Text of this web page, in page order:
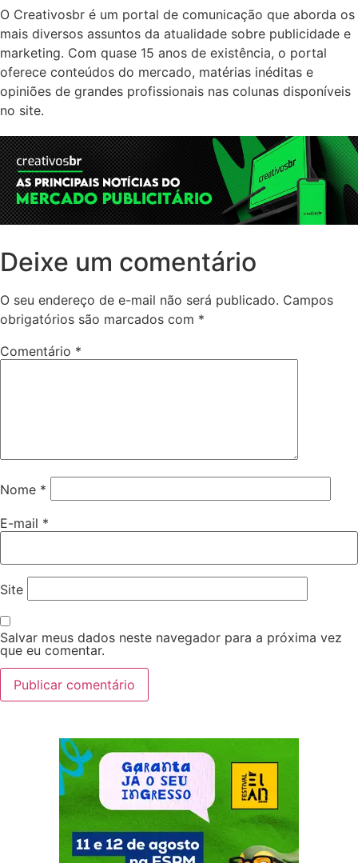
O Creativosbr é um portal de comunicação que aborda os
mais diversos assuntos da atualidade sobre publicidade e
marketing. Com quase 15 anos de existência, o portal
oferece conteúdos do mercado, matérias inéditas e
opiniões de grandes profissionais nas colunas disponíveis
no site.
Deixe um comentário
O seu endereço de e-mail não será publicado. Campos
obrigatórios são marcados com *
Comentário *
Nome *
E-mail *
Site
Salvar meus dados neste navegador para a próxima vez
que eu comentar.